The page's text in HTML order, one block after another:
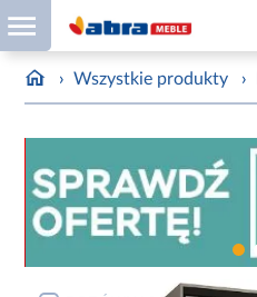
› Wszystkie produkty ›